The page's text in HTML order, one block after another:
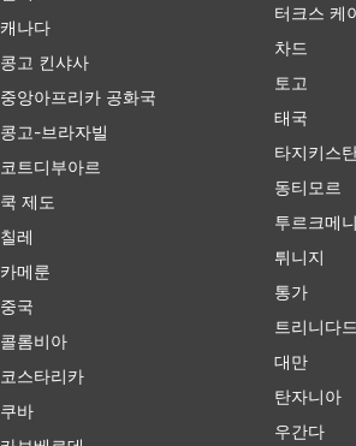
캐나다
콩고 킨샤사
중앙아프리카 공화국
콩고-브라자빌
코트디부아르
쿡 제도
칠레
카메룬
중국
콜롬비아
코스타리카
쿠바
터크스 케
차드
토고
태국
타지키스
동티모르
투르크메
튀니지
통가
트리니다
대만
탄자니아
우간다